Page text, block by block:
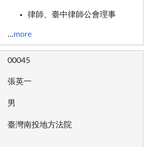
律師、臺中律師公會理事
...more
00045
張英一
男
臺灣南投地方法院